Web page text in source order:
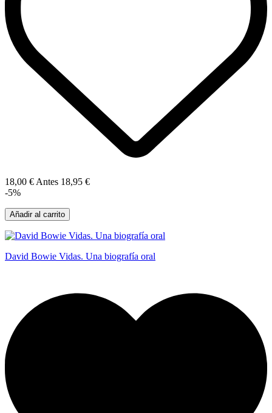
18,00 € Antes 18,95 €
-5%
Añadir al carrito
David Bowie Vidas. Una biografía oral